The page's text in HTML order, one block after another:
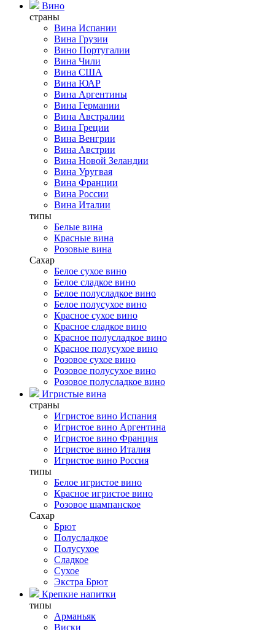
Вино
страны
Вина Испании
Вина Грузии
Вино Португалии
Вина Чили
Вина США
Вина ЮАР
Вина Аргентины
Вина Германии
Вина Австралии
Вина Греции
Вина Венгрии
Вина Австрии
Вина Новой Зеландии
Вина Уругвая
Вина Франции
Вина России
Вина Италии
типы
Белые вина
Красные вина
Розовые вина
Сахар
Белое сухое вино
Белое сладкое вино
Белое полусладкое вино
Белое полусухое вино
Красное сухое вино
Красное сладкое вино
Красное полусладкое вино
Красное полусухое вино
Розовое сухое вино
Розовое полусухое вино
Розовое полусладкое вино
Игристые вина
страны
Игристое вино Испания
Игристое вино Аргентина
Игристое вино Франция
Игристое вино Италия
Игристое вино Россия
типы
Белое игристое вино
Красное игристое вино
Розовое шампанское
Сахар
Брют
Полусладкое
Полусухое
Сладкое
Сухое
Экстра Брют
Крепкие напитки
типы
Арманьяк
Виски